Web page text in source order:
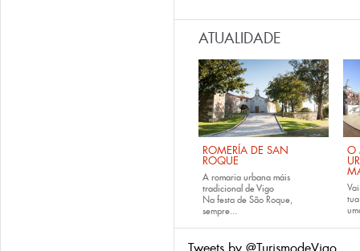
ATUALIDADE
ROMERÍA DE SAN
ROQUE
A romaria urbana máis
tradicional de Vigo
Na festa de São Roque,
sempre...
O